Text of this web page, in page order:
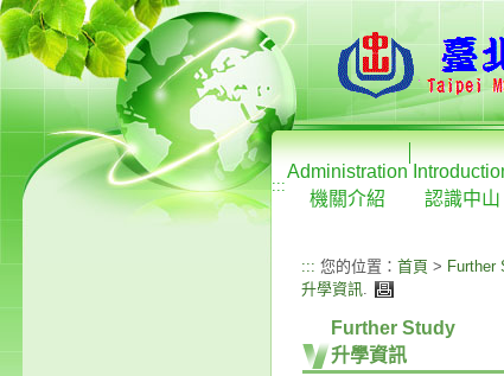
:::
Administration
機關介紹
認識中山
::: 您的位置： 首頁 > Further
升學資訊.
Further Study
升學資訊